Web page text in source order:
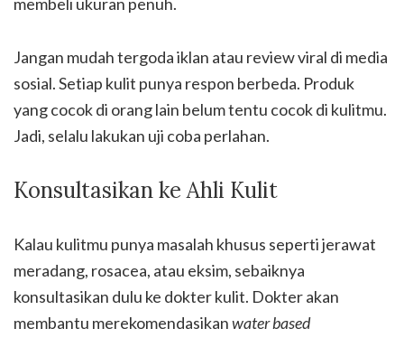
membeli ukuran penuh.
Jangan mudah tergoda iklan atau review viral di media
sosial. Setiap kulit punya respon berbeda. Produk
yang cocok di orang lain belum tentu cocok di kulitmu.
Jadi, selalu lakukan uji coba perlahan.
Konsultasikan ke Ahli Kulit
Kalau kulitmu punya masalah khusus seperti jerawat
meradang, rosacea, atau eksim, sebaiknya
konsultasikan dulu ke dokter kulit. Dokter akan
membantu merekomendasikanwater based